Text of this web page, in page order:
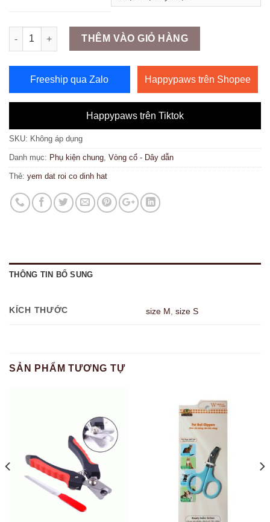
Số lượng
THÊM VÀO GIỎ HÀNG
Freeship qua Zalo Happypaws trên Shopee
Happypaws trên Tiktok
SKU: Không áp dụng
Danh mục: Phụ kiện chung Vòng cổ - Dây dẫn
Thẻ: yem dat roi co dinh hat
THÔNG TIN BỔ SUNG
KÍCH THƯỚC size M ,size S
SẢN PHẨM TƯƠNG TỰ